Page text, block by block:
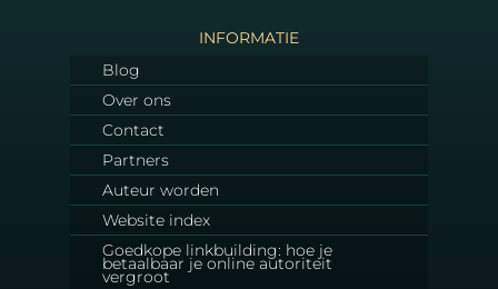
INFORMATIE
Blog
Over ons
Contact
Partners
Auteur worden
Website index
Goedkope linkbuilding: hoe je
betaalbaar je online autoriteit
vergroot